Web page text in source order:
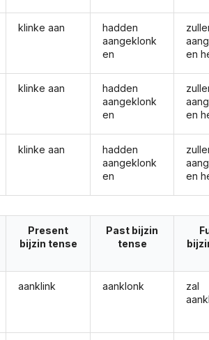
klinke aan
klinke aan
klinke aan
hadden
aangeklonk
en
hadden
aangeklonk
en
hadden
aangeklonk
en
en
en
en
Present
bijzin tense
aanklink
Past bijzin
tense
aanklonk
zal